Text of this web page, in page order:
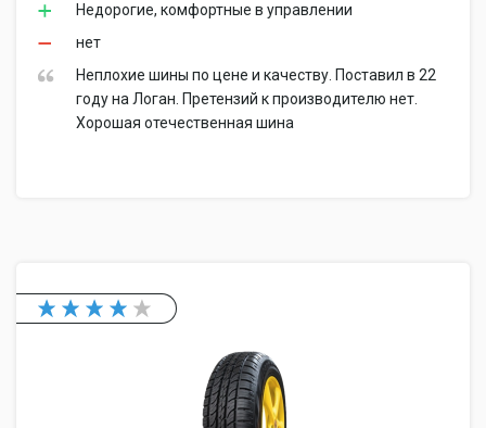
Недорогие, комфортные в управлении
нет
Неплохие шины по цене и качеству. Поставил в 22
году на Логан. Претензий к производителю нет.
Хорошая отечественная шина